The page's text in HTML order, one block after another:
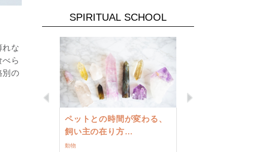
れな
ら
別の
SPIRITUAL SCHOOL
Previous
ペットとの時間が変わる、
飼い主の在り方…
動物